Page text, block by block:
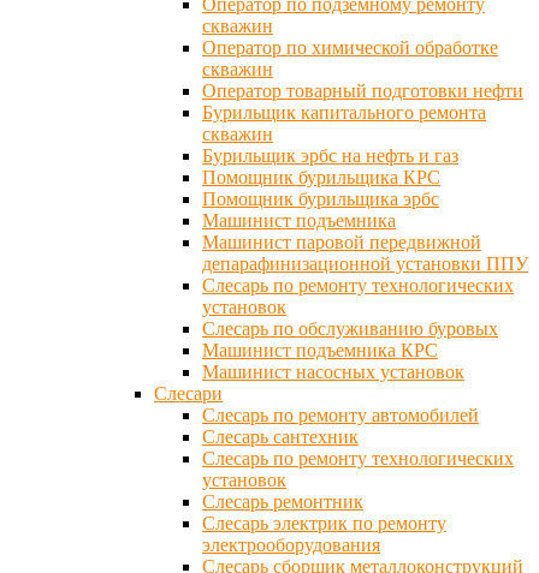
Оператор по подземному ремонту
скважин
Оператор по химической обработке
скважин
Оператор товарный подготовки нефти
Бурильщик капитального ремонта
скважин
Бурильщик эрбс на нефть и газ
Помощник бурильщика КРС
Помощник бурильщика эрбс
Машинист подъемника
Машинист паровой передвижной
депарафинизационной установки ППУ
Слесарь по ремонту технологических
установок
Слесарь по обслуживанию буровых
Машинист подъемника КРС
Машинист насосных установок
Слесари
Слесарь по ремонту автомобилей
Слесарь сантехник
Слесарь по ремонту технологических
установок
Слесарь ремонтник
Слесарь электрик по ремонту
электрооборудования
Слесарь сборщик металлоконструкций